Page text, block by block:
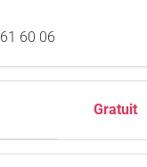
60 06
Gratuit